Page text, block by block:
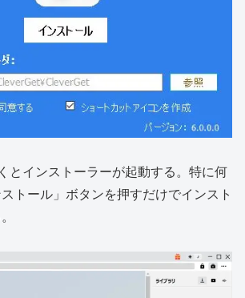
とインストーラーが起動する。特に何
トール」ボタンを押すだけでインスト